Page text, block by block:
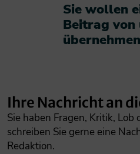
Sie wollen
Beitrag von
Ihre Nachricht an
Sie haben Fragen, Kritik,
schreiben Sie gerne eine
Redaktion.